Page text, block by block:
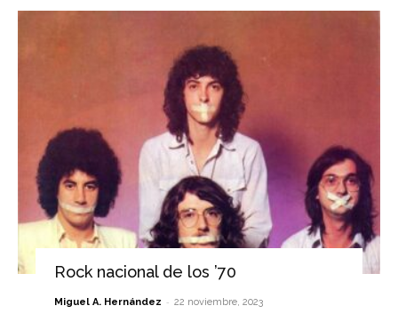
Rock nacional de los ’70
Miguel A. Hernández - 22 noviembre, 2023